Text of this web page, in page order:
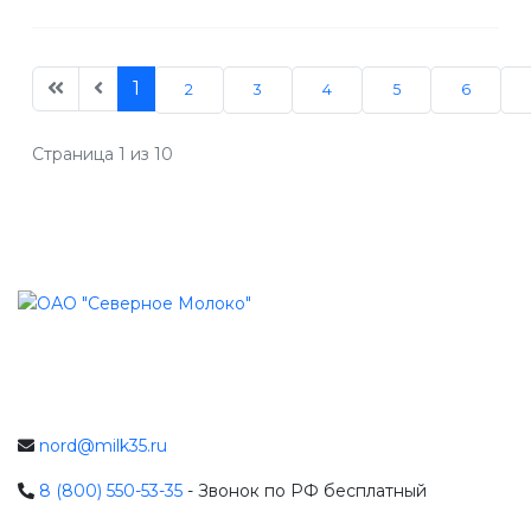
1 2 3 4 5 6
Страница 1 из 10
nord@milk35.ru
8 (800) 550-53-35 - Звонок по РФ бесплатный